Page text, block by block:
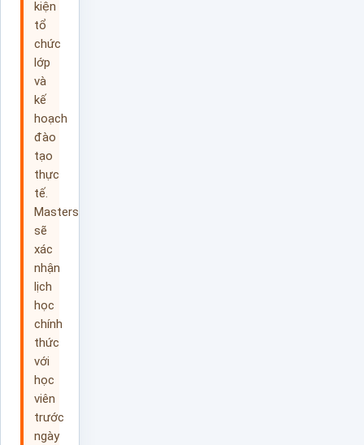
kiện
tổ
chức
lớp
và
kế
hoạch
đào
tạo
thực
tế.
Masterskills
sẽ
xác
nhận
lịch
học
chính
thức
với
học
viên
trước
ngày